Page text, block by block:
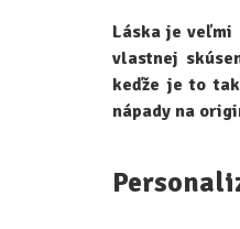
Láska je veľmi
vlastnej
keďže je to
nápady na